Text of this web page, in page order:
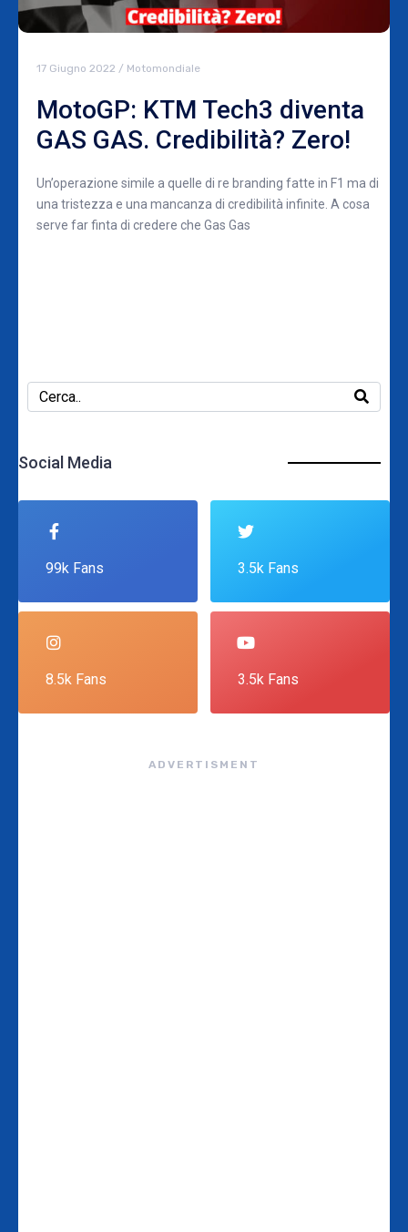
17 Giugno 2022 / Motomondiale
MotoGP: KTM Tech3 diventa
GAS GAS. Credibilità? Zero!
Un’operazione simile a quelle di re branding fatte in F1 ma di
una tristezza e una mancanza di credibilità infinite. A cosa
serve far finta di credere che Gas Gas
Social Media
99k Fans 3.5k Fans
8.5k Fans 3.5k Fans
ADVERTISMENT